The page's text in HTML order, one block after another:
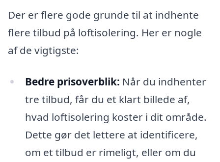
Der er flere gode grunde til at indhente
flere tilbud på loftisolering. Her er nogle
af de vigtigste:
Bedre prisoverblik: Når du indhenter
tre tilbud, får du et klart billede af,
hvad loftisolering koster i dit område.
Dette gør det lettere at identificere,
om et tilbud er rimeligt, eller om du